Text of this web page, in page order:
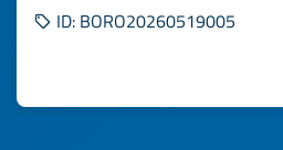
ID: BORO20260519005